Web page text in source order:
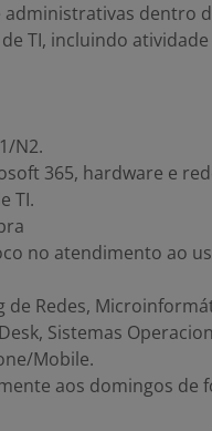
dentro
TI, incluindo
N2.
365, hardware e
TI.
no atendimento ao
Redes,
Sistemas
Mobile.
aos domingos de